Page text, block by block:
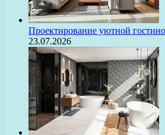
Проектирование уютной
23.07.2026